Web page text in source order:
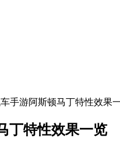
手游阿斯顿马丁特性效果
丁特性效果一览